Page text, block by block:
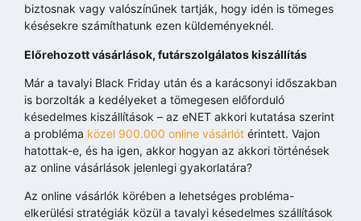
biztosnak vagy valószínűnek tartják, hogy idén is tömeges
késésekre számíthatunk ezen küldeményeknél.
Előrehozott vásárlások, futárszolgálatos kiszállítás
Már a tavalyi Black Friday után és a karácsonyi időszakban
is borzolták a kedélyeket a tömegesen előforduló
késedelmes kiszállítások – az eNET akkori kutatása szerint
a probléma közel 900.000 online vásárlót érintett. Vajon
hatottak-e, és ha igen, akkor hogyan az akkori történések
az online vásárlások jelenlegi gyakorlatára?
Az online vásárlók körében a lehetséges probléma-
elkerülési stratégiák közül a tavalyi késedelmes szállítások